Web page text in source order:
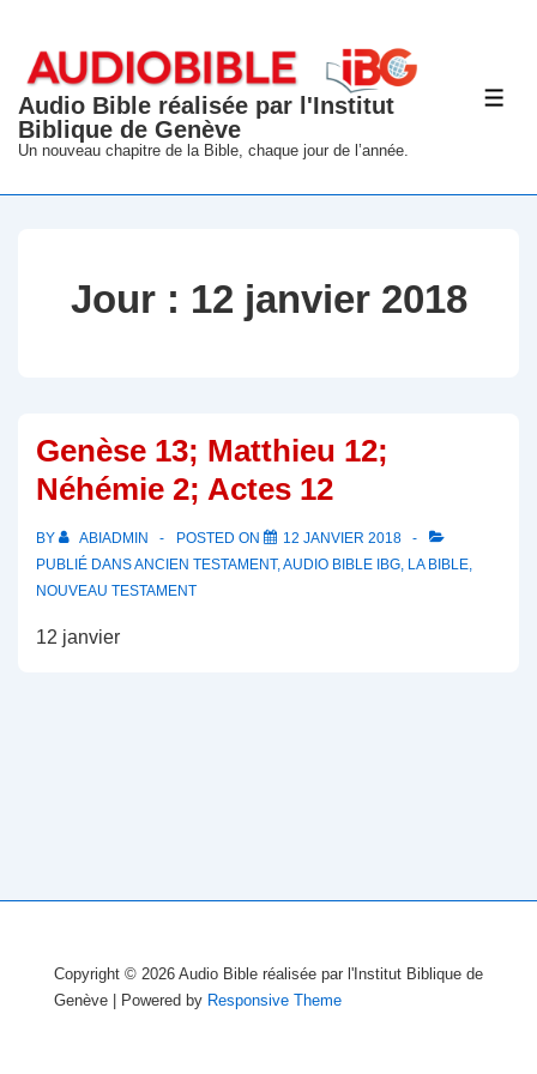
passer
contenu
principal
Audio Bible réalisée par l'Institut
Biblique de Genève
Un nouveau chapitre de la Bible, chaque jour de l’année.
Jour : 12 janvier 2018
Genèse 13; Matthieu 12;
Néhémie 2; Actes 12
BY ABIADMIN POSTED ON
12 JANVIER 2018
PUBLIÉ DANSANCIEN TESTAMENT,AUDIO BIBLE IBG, LA BIBLE,
NOUVEAU TESTAMENT
12 janvier
Copyright © 2026 Audio Bible réalisée par l'Institut Biblique de
Genève
| Powered by Responsive Theme